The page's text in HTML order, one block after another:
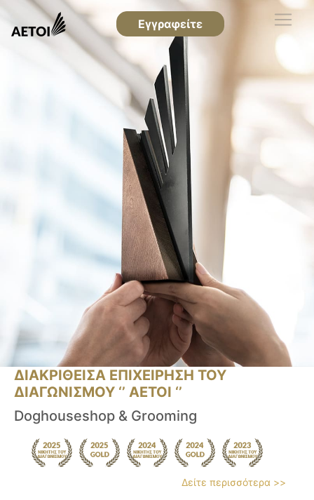
Εγγραφείτε
ΔΙΑΚΡΙΘΕΙΣΑ ΕΠΙΧΕΙΡΗΣΗ ΤΟΥ
ΔΙΑΓΩΝΙΣΜΟΥ ‘’ ΑΕΤΟΙ ‘’
Doghouseshop & Grooming
Δείτε περισσότερα >>